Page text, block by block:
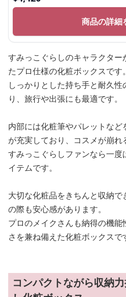
商品の詳細
すみっこぐらしのキャラクタ
たプロ仕様の化粧ボックスです。
しっかりとした持ち手と耐久
り、旅行や出張にも最適です。
内部には化粧筆やパレットなど
が充実しており、コスメが崩れ
すみっこぐらしファンなら一
イテムです。
大切な化粧品をきちんと収納
の際も安心感があります。
プロのメイクさんも納得の機
さを兼ね備えた化粧ボックスで
コンパクトながら収納